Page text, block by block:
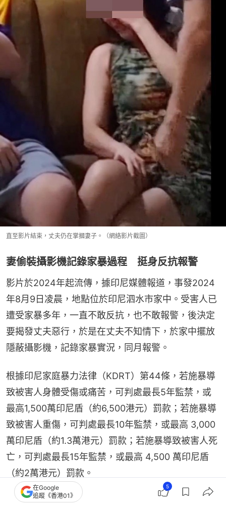
直至影片結束，丈夫仍在掌摑妻子。（網絡影片截圖）
妻偷裝攝影機記錄家暴過程 挺身反抗報警
影片於2024年起流傳，據印尼媒體報道，事發2024
年8月9日凌晨，地點位於印尼泗水市家中。受害人已
遭受家暴多年，一直不敢反抗，也不敢報警，後決定
要揭發丈夫惡行，於是在丈夫不知情下，於家中擺放
隱蔽攝影機，記錄家暴實況，同月報警。
根據印尼家庭暴力法律（KDRT）第44條，若施暴導
致被害人身體受傷或痛苦，可判處最長5年監禁，或
最高1,500萬印尼盾（約6,500港元）罰款；若施暴導
致被害人重傷，可判處最長10年監禁，或最高 3,000
萬印尼盾（約1.3萬港元）罰款；若施暴導致被害人死
亡，可判處最長15年監禁，或最高 4,500 萬印尼盾
（約2萬港元）罰款。
女事主與律師丈夫離婚 再婚後生活幸福：所有
在Google
追蹤《香港01》
5